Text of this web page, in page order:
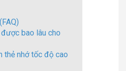
bao lâu cho
thẻ nhớ tốc độ cao